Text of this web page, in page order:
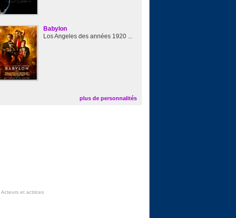
Babylon
Los Angeles des années 1920 ...
plus de personnalités
Acteurs et actrices